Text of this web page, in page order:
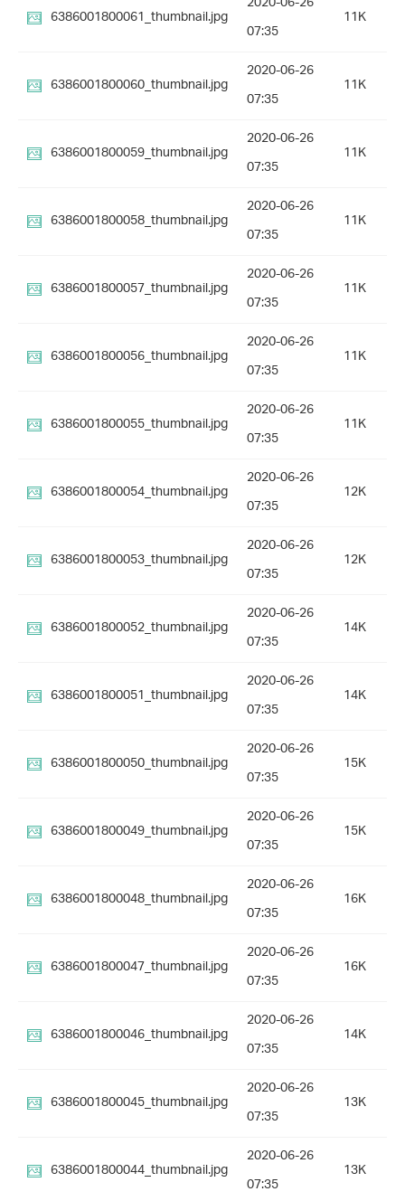
6386001800061_thumbnail.jpg
07:35
11K
6386001800060_thumbnail.jpg
2020-06-26
07:35
11K
6386001800059_thumbnail.jpg
2020-06-26
07:35
11K
6386001800058_thumbnail.jpg
2020-06-26
07:35
11K
6386001800057_thumbnail.jpg
2020-06-26
07:35
11K
6386001800056_thumbnail.jpg
2020-06-26
07:35
11K
6386001800055_thumbnail.jpg
2020-06-26
07:35
11K
6386001800054_thumbnail.jpg
2020-06-26
07:35
12K
6386001800053_thumbnail.jpg
2020-06-26
07:35
12K
6386001800052_thumbnail.jpg
2020-06-26
07:35
14K
6386001800051_thumbnail.jpg
2020-06-26
07:35
14K
6386001800050_thumbnail.jpg
2020-06-26
07:35
15K
6386001800049_thumbnail.jpg
2020-06-26
07:35
15K
6386001800048_thumbnail.jpg
2020-06-26
07:35
16K
6386001800047_thumbnail.jpg
2020-06-26
07:35
16K
6386001800046_thumbnail.jpg
2020-06-26
07:35
14K
6386001800045_thumbnail.jpg
2020-06-26
07:35
13K
6386001800044_thumbnail.jpg
2020-06-26
07:35
13K